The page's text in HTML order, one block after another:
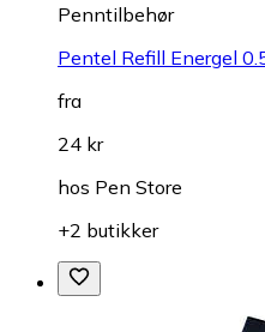
Penntilbehør
Pentel Refill Energel
fra
24 kr
hos Pen Store
+2 butikker